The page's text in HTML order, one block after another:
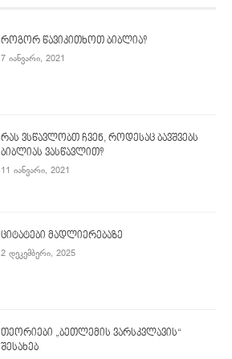
როგორ წავიკითხოთ ბიბლია?
7 იანვარი, 2021
რას ვსწავლობთ ჩვენ, როდესაც ბავშვებს
ბიბლიას ვასწავლით?
11 იანვარი, 2021
ციტატები მადლიერებაზე
2 დეკემბერი, 2025
თეორიები „ბეთლემის ვარსკვლავის“
შესახებ